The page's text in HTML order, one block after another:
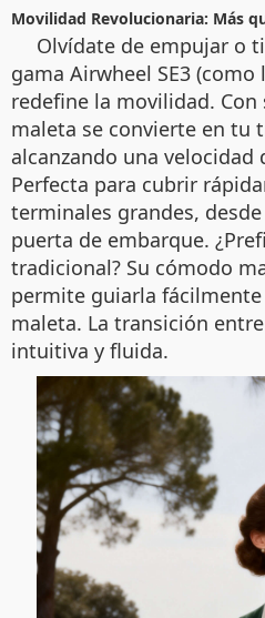
Movilidad Revolucionaria: Más
Olvídate de empujar o
gama Airwheel SE3 (como
redefine la movilidad.
maleta se convierte en tu
alcanzando una velocidad
Perfecta para cubrir
terminales grandes,
puerta de embarque.
tradicional? Su cómodo
permite guiarla
maleta. La transición
intuitiva y fluida.